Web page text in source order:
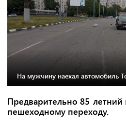
На мужчину наехал автомобиль
Предварительно 85-
пешеходному переходу.